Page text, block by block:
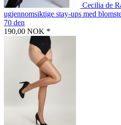
Cecilia de
ugjennomsiktige stay-ups med
70 den
190,00 NOK *